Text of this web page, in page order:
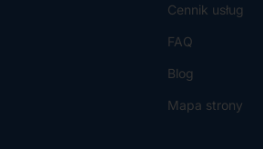
Cennik usług
FAQ
Blog
Mapa strony